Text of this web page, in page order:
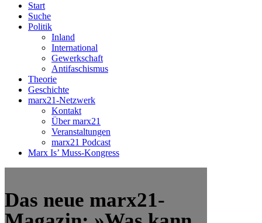
Start
Suche
Politik
Inland
International
Gewerkschaft
Antifaschismus
Theorie
Geschichte
marx21-Netzwerk
Kontakt
Über marx21
Veranstaltungen
marx21 Podcast
Marx Is’ Muss-Kongress
Das neue marx21-